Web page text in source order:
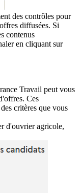
des contrôles pour
diffusées. Si
contenus
en cliquant sur
Travail peut vous
Ces
critères que vous
d'ouvrier agricole,